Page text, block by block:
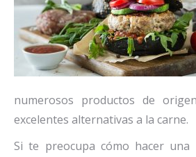
numerosos productos de
excelentes alternativas a la carne.
Si te preocupa cómo hacer una